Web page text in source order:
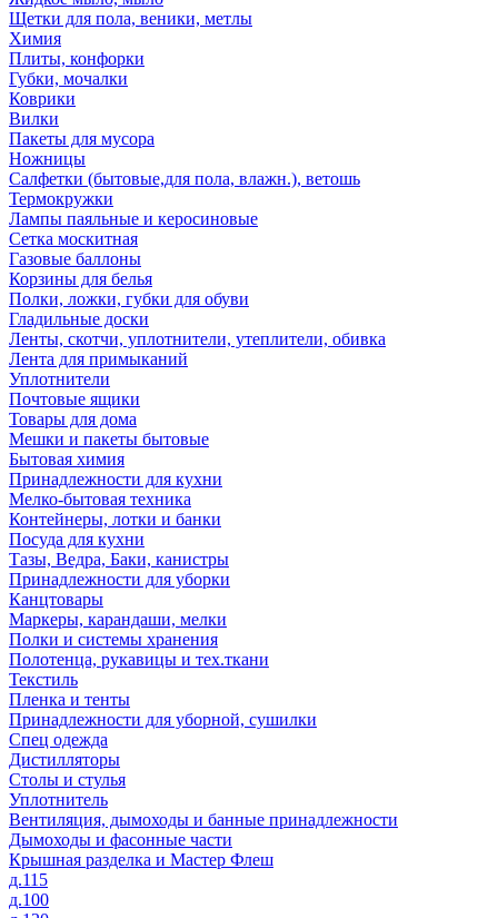
Щетки для пола, веники, метлы
Химия
Плиты, конфорки
Губки, мочалки
Коврики
Вилки
Пакеты для мусора
Ножницы
Салфетки (бытовые,для пола, влажн.), ветошь
Термокружки
Лампы паяльные и керосиновые
Сетка москитная
Газовые баллоны
Корзины для белья
Полки, ложки, губки для обуви
Гладильные доски
Ленты, скотчи, уплотнители, утеплители, обивка
Лента для примыканий
Уплотнители
Почтовые ящики
Товары для дома
Мешки и пакеты бытовые
Бытовая химия
Принадлежности для кухни
Мелко-бытовая техника
Контейнеры, лотки и банки
Посуда для кухни
Тазы, Ведра, Баки, канистры
Принадлежности для уборки
Канцтовары
Маркеры, карандаши, мелки
Полки и системы хранения
Полотенца, рукавицы и тех.ткани
Текстиль
Пленка и тенты
Принадлежности для уборной, сушилки
Спец одежда
Дистилляторы
Столы и стулья
Уплотнитель
Вентиляция, дымоходы и банные принадлежности
Дымоходы и фасонные части
Крышная разделка и Мастер Флеш
д.115
д.100